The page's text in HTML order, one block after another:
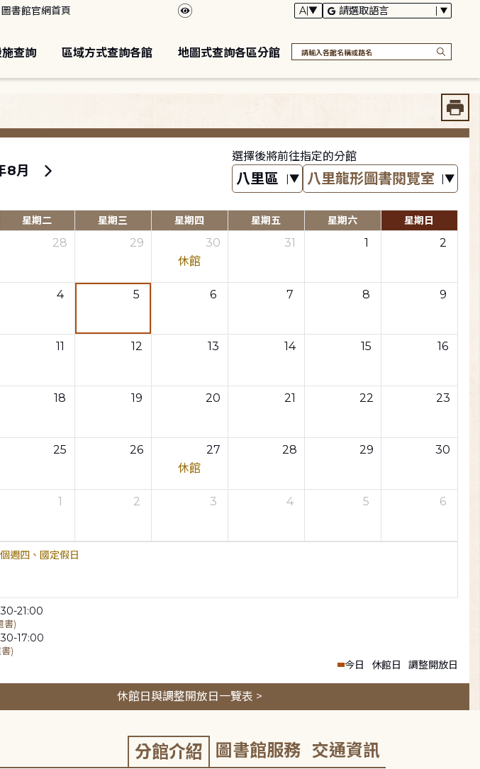
圖書館官網首頁
查詢 區域方式查詢各館 地圖式查詢各區分館
8月
選擇後將前往指定的分館
星期二 星期三 星期四 星期五 星期六 星期日
28 29
30
休館
31 1 2
4 5 6 7 8 9
11 12 13 14 15 16
18 19 20 21 22 23
25 26
27
休館
28 29 30
1 2 3 4 5 6
週四、國定假日
21:00
書)
17:00
)
今日 休館日 調整開放日
休館日與調整開放日一覽表 >
分館介紹 圖書館服務 交通資訊